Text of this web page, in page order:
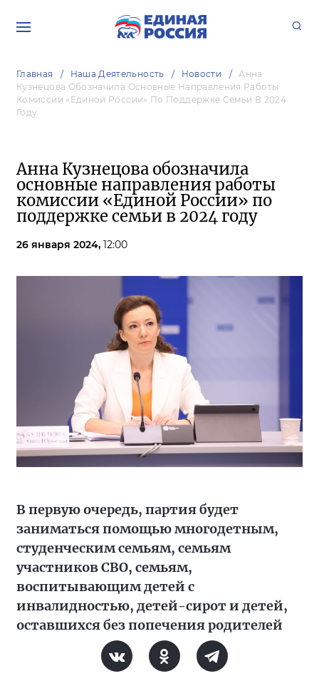
Главная Наша Деятельность Новости
Анна
Кузнецова Обозначила Основные Направления Работы
Комиссии «Единой России» По Поддержке Семьи В 2024
Году
Анна Кузнецова обозначила
основные направления работы
комиссии «Единой России» по
поддержке семьи в 2024 году
26 января 2024, 12:00
В первую очередь, партия будет
заниматься помощью многодетным,
студенческим семьям, семьям
участников СВО, семьям,
воспитывающим детей с
инвалидностью, детей-сирот и детей,
оставшихся без попечения родителей